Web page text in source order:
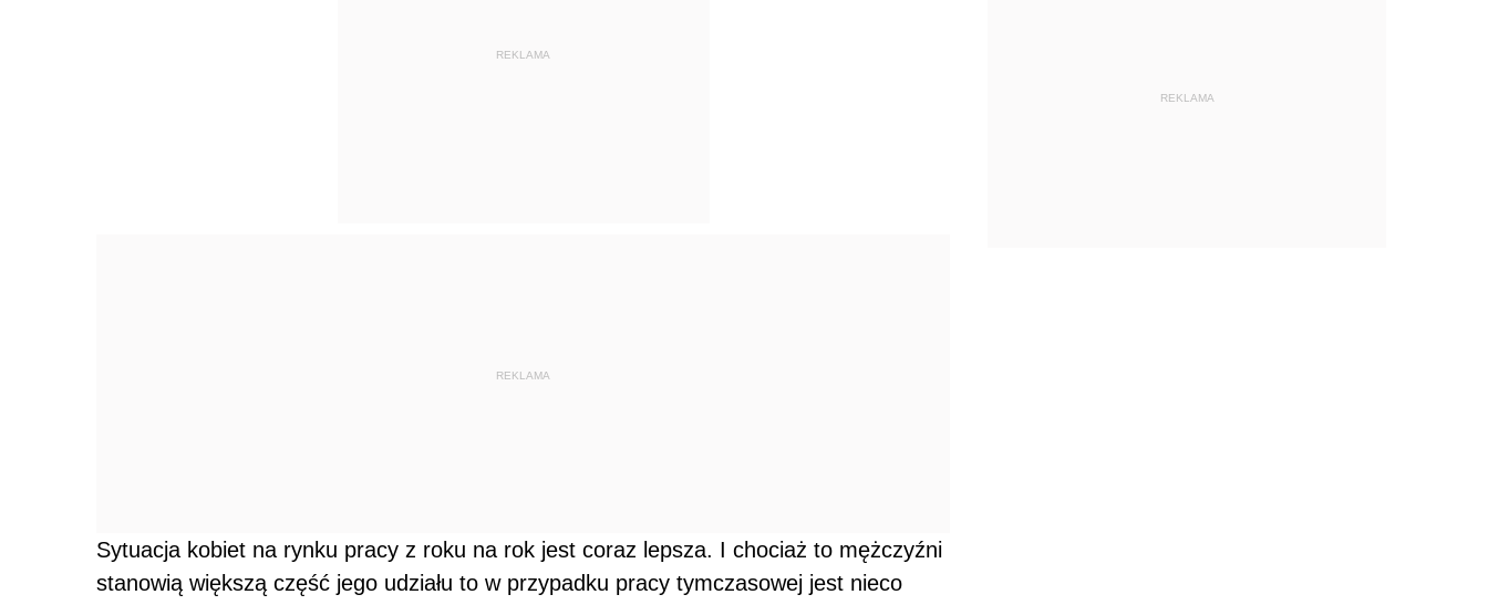
REKLAMA
REKLAMA
Sytuacja kobiet na rynku pracy z roku na rok jest coraz lepsza. I chociaż to mężczyźni
stanowią większą część jego udziału to w przypadku pracy tymczasowej jest nieco
REKLAMA